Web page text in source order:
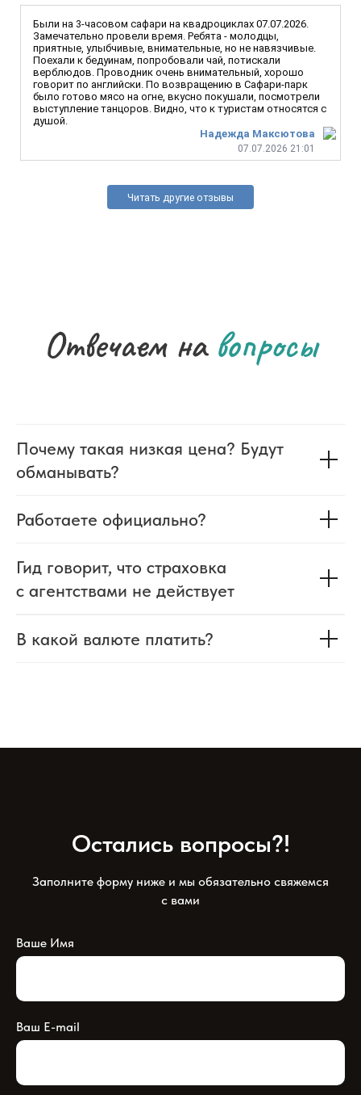
Надежда Максютова
07.07.2026 21:01
Были на 3-часовом сафари на квадроциклах 07.07.2026.
Замечательно провели время. Ребята - молодцы,
приятные, улыбчивые, внимательные, но не навязчивые.
Поехали к бедуинам, попробовали чай, потискали
верблюдов. Проводник очень внимательный, хорошо
говорит по английски. По возвращению в Сафари-парк
было готово мясо на огне, вкусно покушали, посмотрели
выступление танцоров. Видно, что к туристам относятся с
душой.
Читать другие отзывы
Отвечаем навопросы
Почему такая низкая цена? Будут
обманывать?
Работаете официально?
Гид говорит, что страховка
с агентствами не действует
В какой валюте платить?
Остались вопросы?!
Заполните форму ниже и мы обязательно свяжемся
с вами
Ваше Имя
Ваш E-mail